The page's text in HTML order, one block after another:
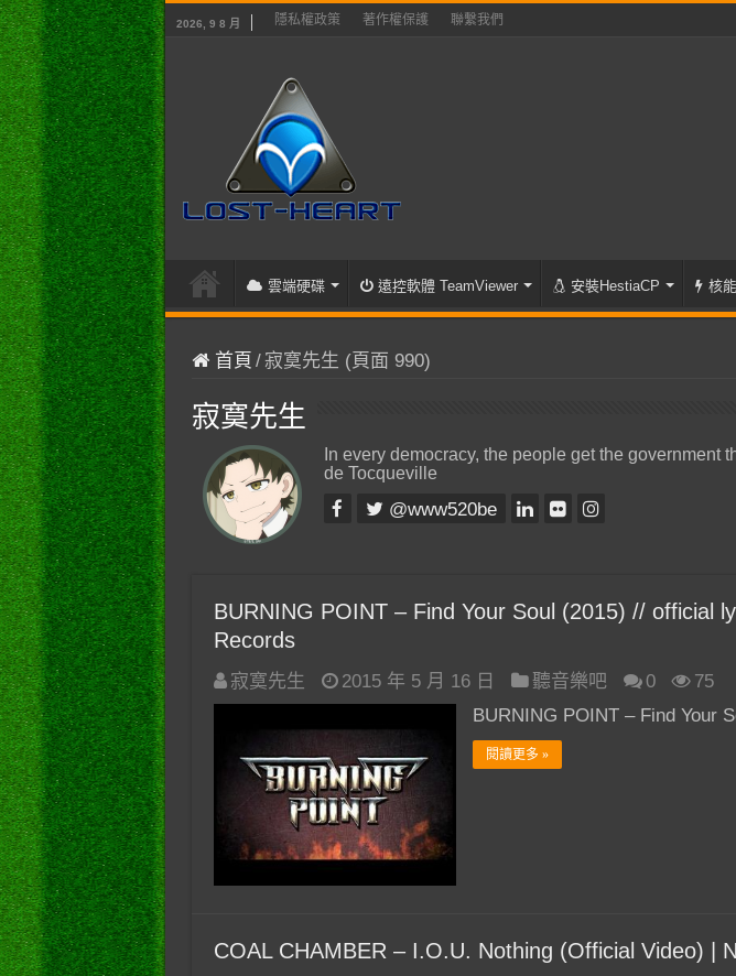
2026, 9 8 月 隱私權政策 著作權保護 聯繫我們
雲端硬碟 遠控軟體 TeamViewer 安裝HestiaCP 核
首頁 /寂寞先生 (頁面 990)
寂寞先生
In every democracy, the people get the government
de Tocqueville
@www520be
BURNING POINT – Find Your Soul (2015) // official
Records
寂寞先生 2015 年 5 月 16 日 聽音樂吧 0
75
BURNING POINT – Find Your
閱讀更多 »
COAL CHAMBER – I.O.U. Nothing (Official Video) |